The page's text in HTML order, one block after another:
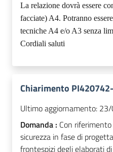
La relazione dovrà essere
facciate) A4. Potranno
tecniche A4 e/o A3 senza
Cordiali saluti
Chiarimento
Ultimo aggiornamento:
Domanda : Con
sicurezza in fase di
frontespizi degli elaborati